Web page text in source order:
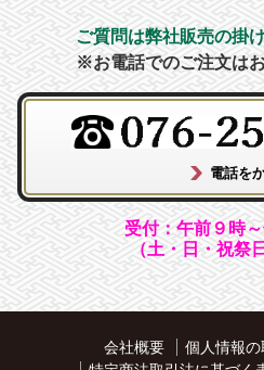
ご質問は弊社販売の掛
※お電話でのご注文は
受付：午前９時
（土・日・祝祭
会社概要
個人情報